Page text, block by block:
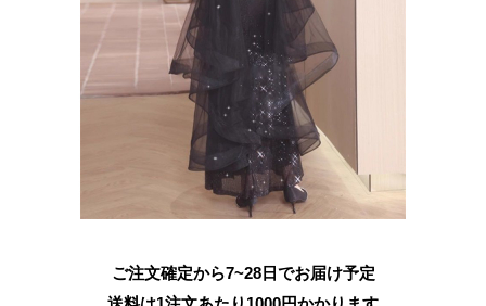
ご注文確定から7~28日でお届け予定